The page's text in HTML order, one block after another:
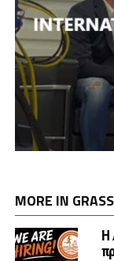
MORE IN
Η